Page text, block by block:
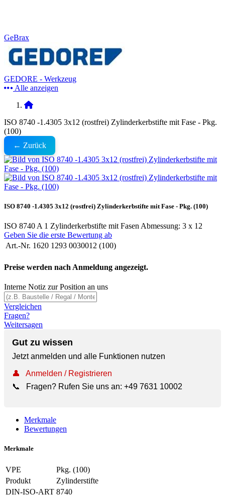
GeBrax
GEDORE - Werkzeug
Alle anzeigen
ISO 8740 -1.4305 3x12 (rostfrei) Zylinderkerbstifte mit Fase - Pkg.
(100)
← Zurück
ISO 8740 -1.4305 3x12 (rostfrei) Zylinderkerbstifte mit Fase - Pkg. (100)
ISO 8740 A 1 Zylinderkerbstifte mit Fasen Abmessung: 3 x 12
Geben Sie die erste Bewertung ab
Art.-Nr. 1620 1293 0030012 (100)
Preise werden nach Anmeldung angezeigt.
Interne Notiz zur Position an uns
Vergleichen
Fragen?
Weitersagen
Gut zu wissen
Jetzt anmelden und alle Funktionen nutzen
👤
Anmelden / Registrieren
📞
Fragen? Rufen Sie uns an: +49 7631 10002
Merkmale
Bewertungen
Merkmale
VPE
Pkg. (100)
Produkt
Zylinderstifte
DIN-ISO-ART 8740